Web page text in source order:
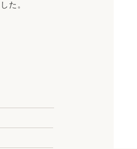
ミュレーション
た。